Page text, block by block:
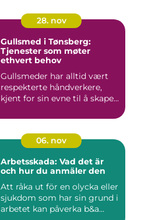
28. nov
Gullsmed i Tønsberg:
Tjenester som møter
ethvert behov
Gullsmeder har alltid vært
respekterte håndverkere,
kjent for sin evne til å skape...
06. nov
Arbetsskada: Vad det är
och hur du anmäler den
Att råka ut för en olycka eller
sjukdom som har sin grund i
arbetet kan påverka b&a...